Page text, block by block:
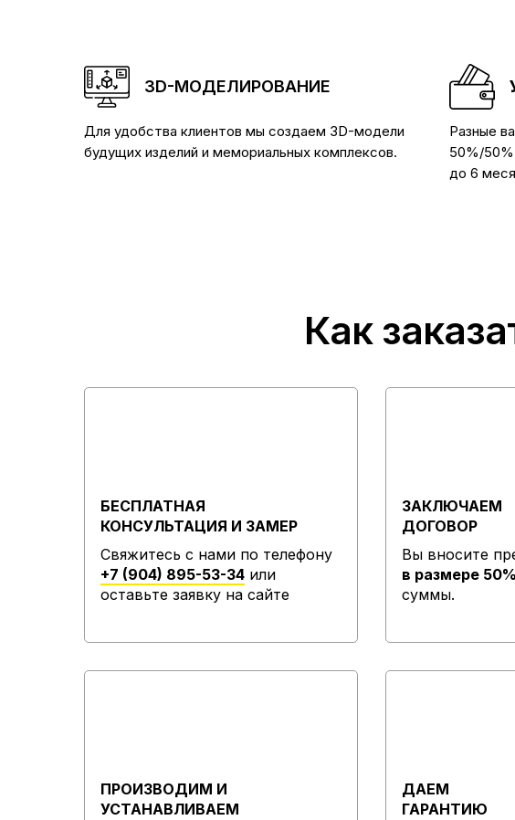
3D-МОДЕЛИРОВАНИЕ
Для удобства клиентов мы создаем 3D-модели
будущих изделий и мемориальных комплексов.
Разные
50%/50%
до 6
Как
Свяжитесь с нами по телефону
+7 (904) 895-53-34 или
оставьте заявку на сайте
БЕСПЛАТНАЯ
КОНСУЛЬТАЦИЯ И ЗАМЕР
Вы вносите
в размере 50%
суммы.
ЗАКЛЮЧАЕМ
ДОГОВОР
ПРОИЗВОДИМ И
УСТАНАВЛИВАЕМ
ДАЕМ
ГАРАНТИЮ